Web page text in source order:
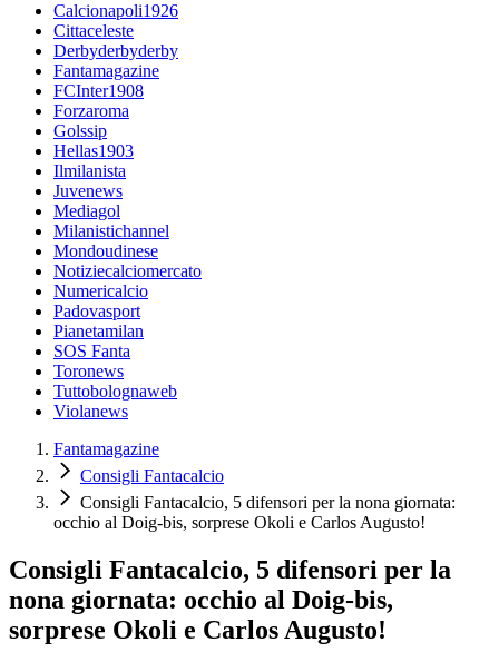
Calcionapoli1926
Cittaceleste
Derbyderbyderby
Fantamagazine
FCInter1908
Forzaroma
Golssip
Hellas1903
Ilmilanista
Juvenews
Mediagol
Milanistichannel
Mondoudinese
Notiziecalciomercato
Numericalcio
Padovasport
Pianetamilan
SOS Fanta
Toronews
Tuttobolognaweb
Violanews
Fantamagazine
Consigli Fantacalcio
Consigli Fantacalcio, 5 difensori per la nona giornata:
occhio al Doig-bis, sorprese Okoli e Carlos Augusto!
Consigli Fantacalcio, 5 difensori per la
nona giornata: occhio al Doig-bis,
sorprese Okoli e Carlos Augusto!